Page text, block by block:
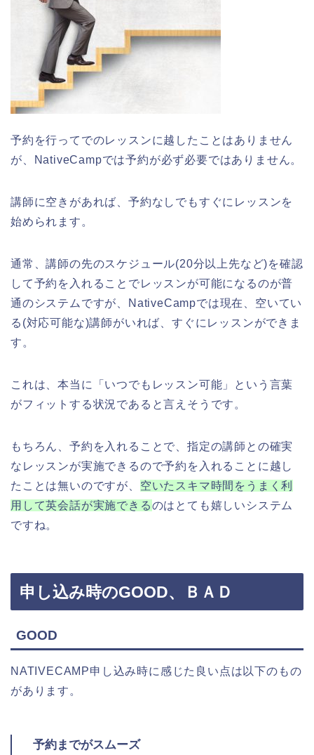
予約を行ってでのレッスンに越したことはありません
が、NativeCampでは予約が必ず必要ではありません。
講師に空きがあれば、予約なしでもすぐにレッスンを
始められます。
通常、講師の先のスケジュール(20分以上先など)を確認
して予約を入れることでレッスンが可能になるのが普
通のシステムですが、NativeCampでは現在、空いてい
る(対応可能な)講師がいれば、すぐにレッスンができま
す。
これは、本当に「いつでもレッスン可能」という言葉
がフィットする状況であると言えそうです。
もちろん、予約を入れることで、指定の講師との確実
なレッスンが実施できるので予約を入れることに越し
たことは無いのですが、 空いたスキマ時間をうまく利
用して英会話が実施できるのはとても嬉しいシステム
ですね。
申し込み時のGOOD、ＢＡＤ
GOOD
NATIVECAMP申し込み時に感じた良い点は以下のもの
があります。
予約までがスムーズ